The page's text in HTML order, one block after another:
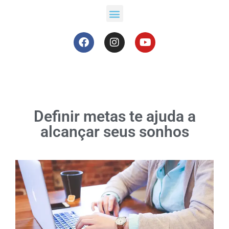
Definir metas te ajuda a
alcançar seus sonhos